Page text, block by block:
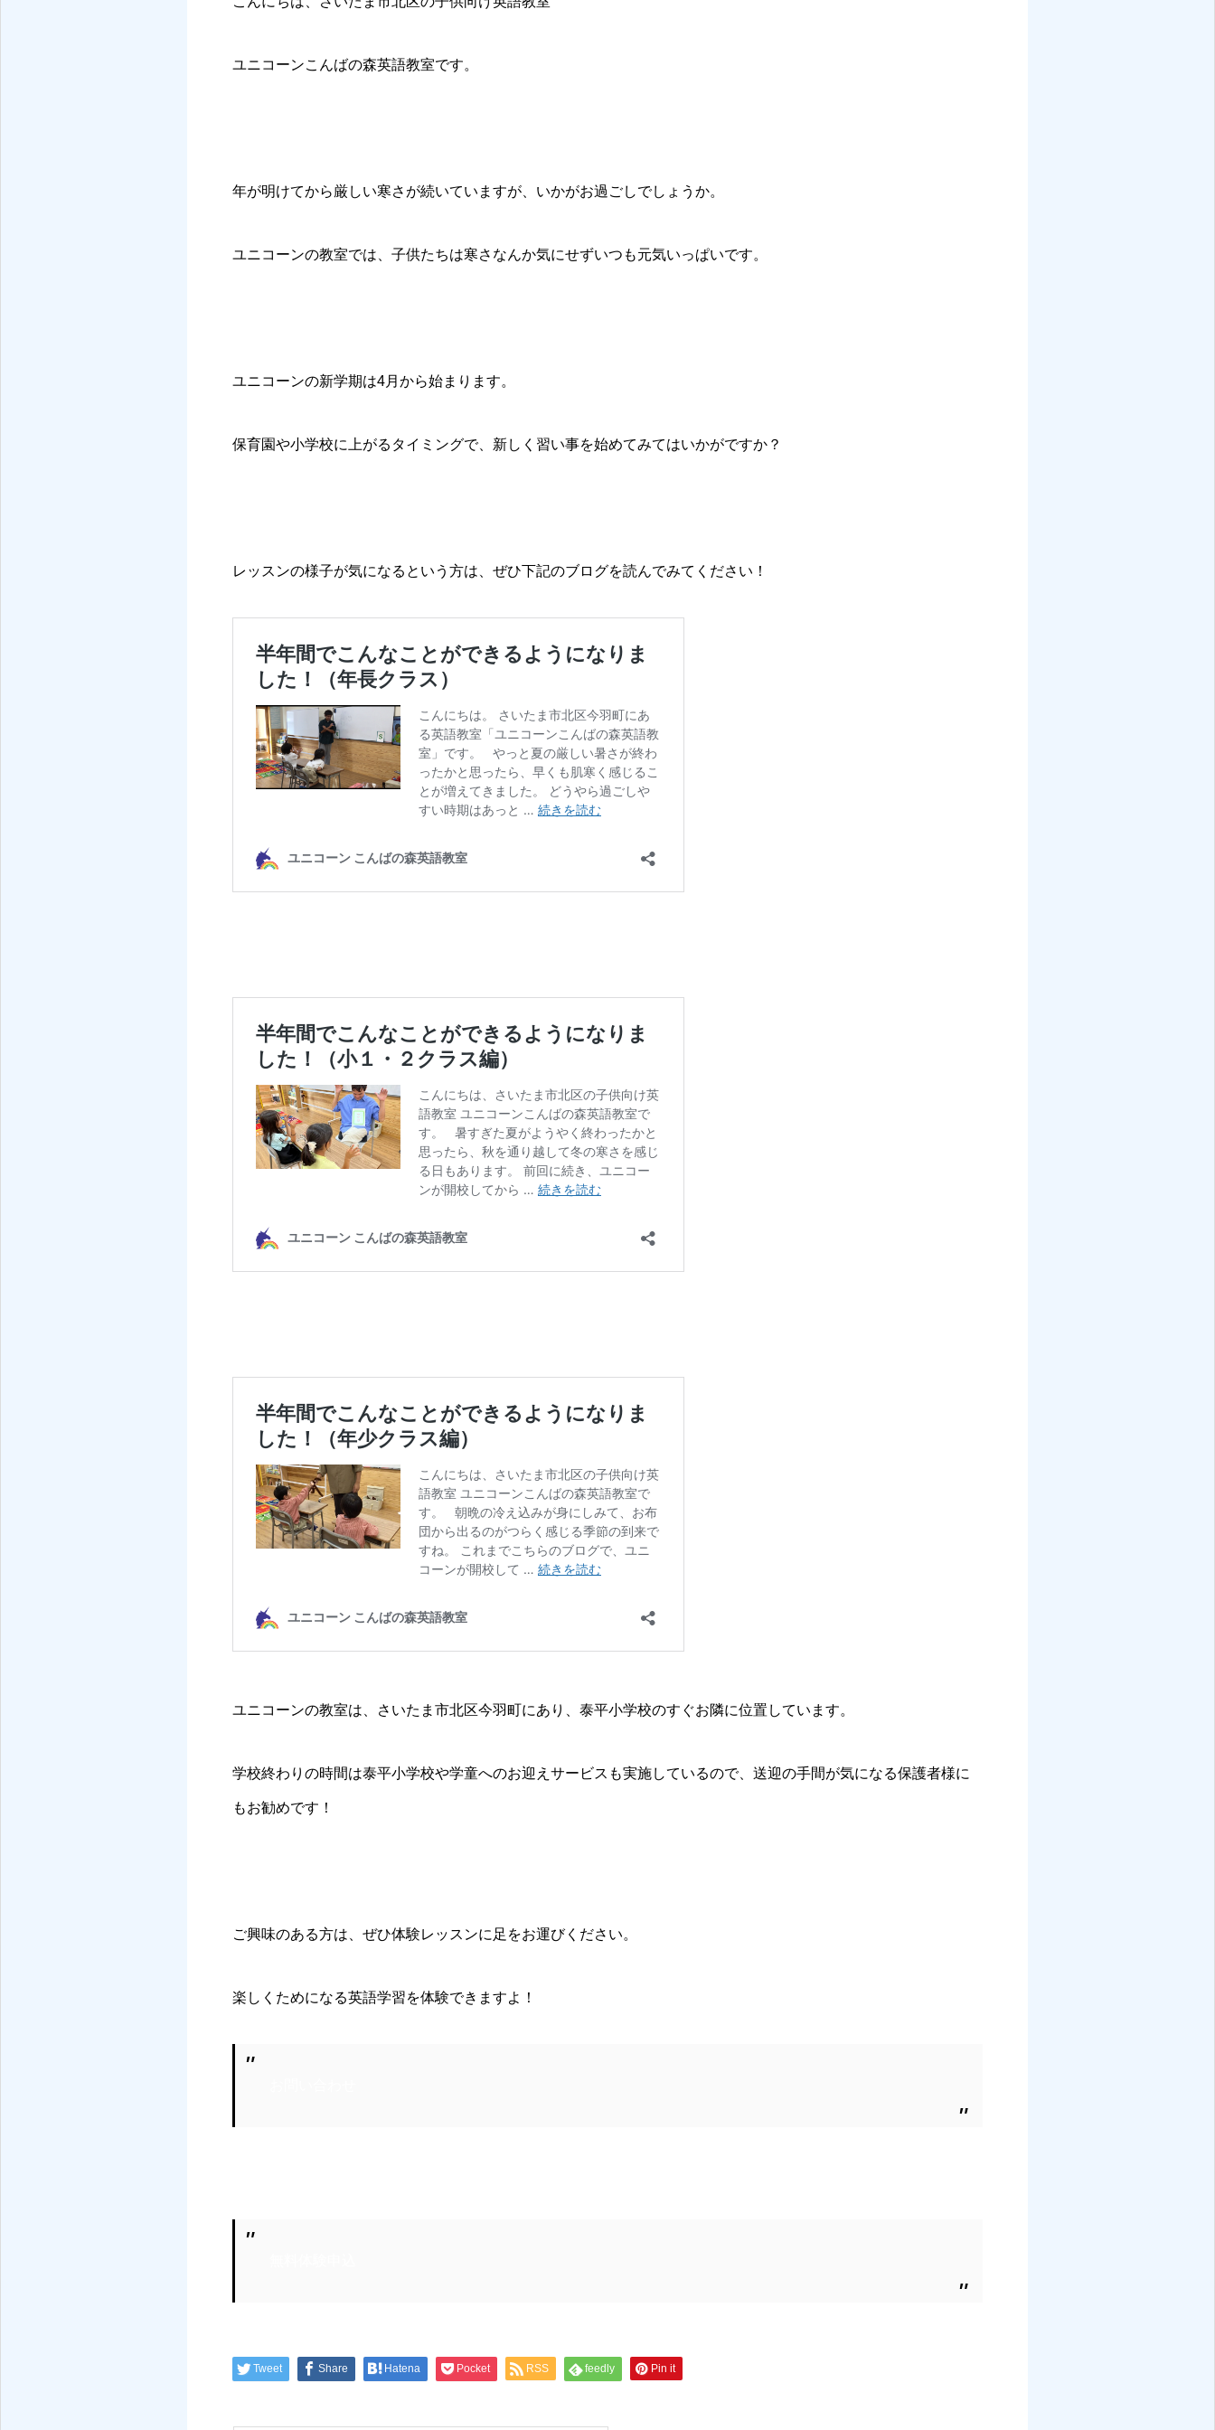
ユニコーンこんばの森英語教室です。
年が明けてから厳しい寒さが続いていますが、いかがお過ごしでしょうか。
ユニコーンの教室では、子供たちは寒さなんか気にせずいつも元気いっぱいです。
ユニコーンの新学期は4月から始まります。
保育園や小学校に上がるタイミングで、新しく習い事を始めてみてはいかがですか？
レッスンの様子が気になるという方は、ぜひ下記のブログを読んでみてください！
ユニコーンの教室は、さいたま市北区今羽町にあり、泰平小学校のすぐお隣に位置しています。
学校終わりの時間は泰平小学校や学童へのお迎えサービスも実施しているので、送迎の手間が気になる保護者様に
もお勧めです！
ご興味のある方は、ぜひ体験レッスンに足をお運びください。
楽しくためになる英語学習を体験できますよ！
Tweet Share Hatena Pocket RSS feedly Pin it